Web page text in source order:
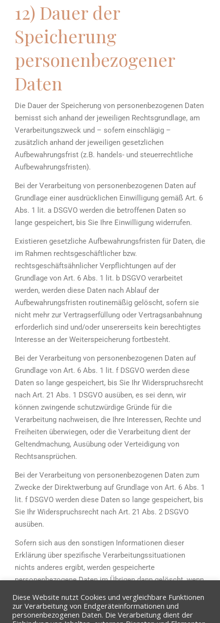
12) Dauer der
Speicherung
personenbezogener
Daten
Die Dauer der Speicherung von personenbezogenen Daten
bemisst sich anhand der jeweiligen Rechtsgrundlage, am
Verarbeitungszweck und – sofern einschlägig –
zusätzlich anhand der jeweiligen gesetzlichen
Aufbewahrungsfrist (z.B. handels- und steuerrechtliche
Aufbewahrungsfristen).
Bei der Verarbeitung von personenbezogenen Daten auf
Grundlage einer ausdrücklichen Einwilligung gemäß Art. 6
Abs. 1 lit. a DSGVO werden die betroffenen Daten so
lange gespeichert, bis Sie Ihre Einwilligung widerrufen.
Existieren gesetzliche Aufbewahrungsfristen für Daten, die
im Rahmen rechtsgeschäftlicher bzw.
rechtsgeschäftsähnlicher Verpflichtungen auf der
Grundlage von Art. 6 Abs. 1 lit. b DSGVO verarbeitet
werden, werden diese Daten nach Ablauf der
Aufbewahrungsfristen routinemäßig gelöscht, sofern sie
nicht mehr zur Vertragserfüllung oder Vertragsanbahnung
erforderlich sind und/oder unsererseits kein berechtigtes
Interesse an der Weiterspeicherung fortbesteht.
Bei der Verarbeitung von personenbezogenen Daten auf
Grundlage von Art. 6 Abs. 1 lit. f DSGVO werden diese
Daten so lange gespeichert, bis Sie Ihr Widerspruchsrecht
nach Art. 21 Abs. 1 DSGVO ausüben, es sei denn, wir
können zwingende schutzwürdige Gründe für die
Verarbeitung nachweisen, die Ihre Interessen, Rechte und
Freiheiten überwiegen, oder die Verarbeitung dient der
Geltendmachung, Ausübung oder Verteidigung von
Rechtsansprüchen.
Bei der Verarbeitung von personenbezogenen Daten zum
Zwecke der Direktwerbung auf Grundlage von Art. 6 Abs. 1
lit. f DSGVO werden diese Daten so lange gespeichert, bis
Sie Ihr Widerspruchsrecht nach Art. 21 Abs. 2 DSGVO
ausüben.
Sofern sich aus den sonstigen Informationen dieser
Erklärung über spezifische Verarbeitungssituationen
nichts anderes ergibt, werden gespeicherte
personenbezogene Daten im Übrigen dann gelöscht, wenn
Weise verarbeitet wurden, nicht mehr notwendig sind.
Diese Website nutzt Cookies und vergleichbare Funktionen
zur Verarbeitung von Endgeräteinformationen und
personenbezogenen Daten. Die Verarbeitung dient der